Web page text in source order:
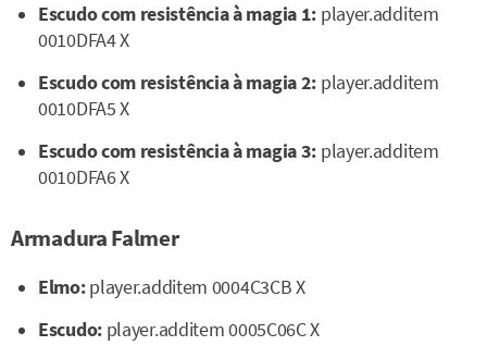
Escudo com resistência à magia 1: player.additem
0010DFA4 X
Escudo com resistência à magia 2: player.additem
0010DFA5 X
Escudo com resistência à magia 3: player.additem
0010DFA6 X
Armadura Falmer
Elmo:player.additem 0004C3CB X
Escudo: player.additem 0005C06C X